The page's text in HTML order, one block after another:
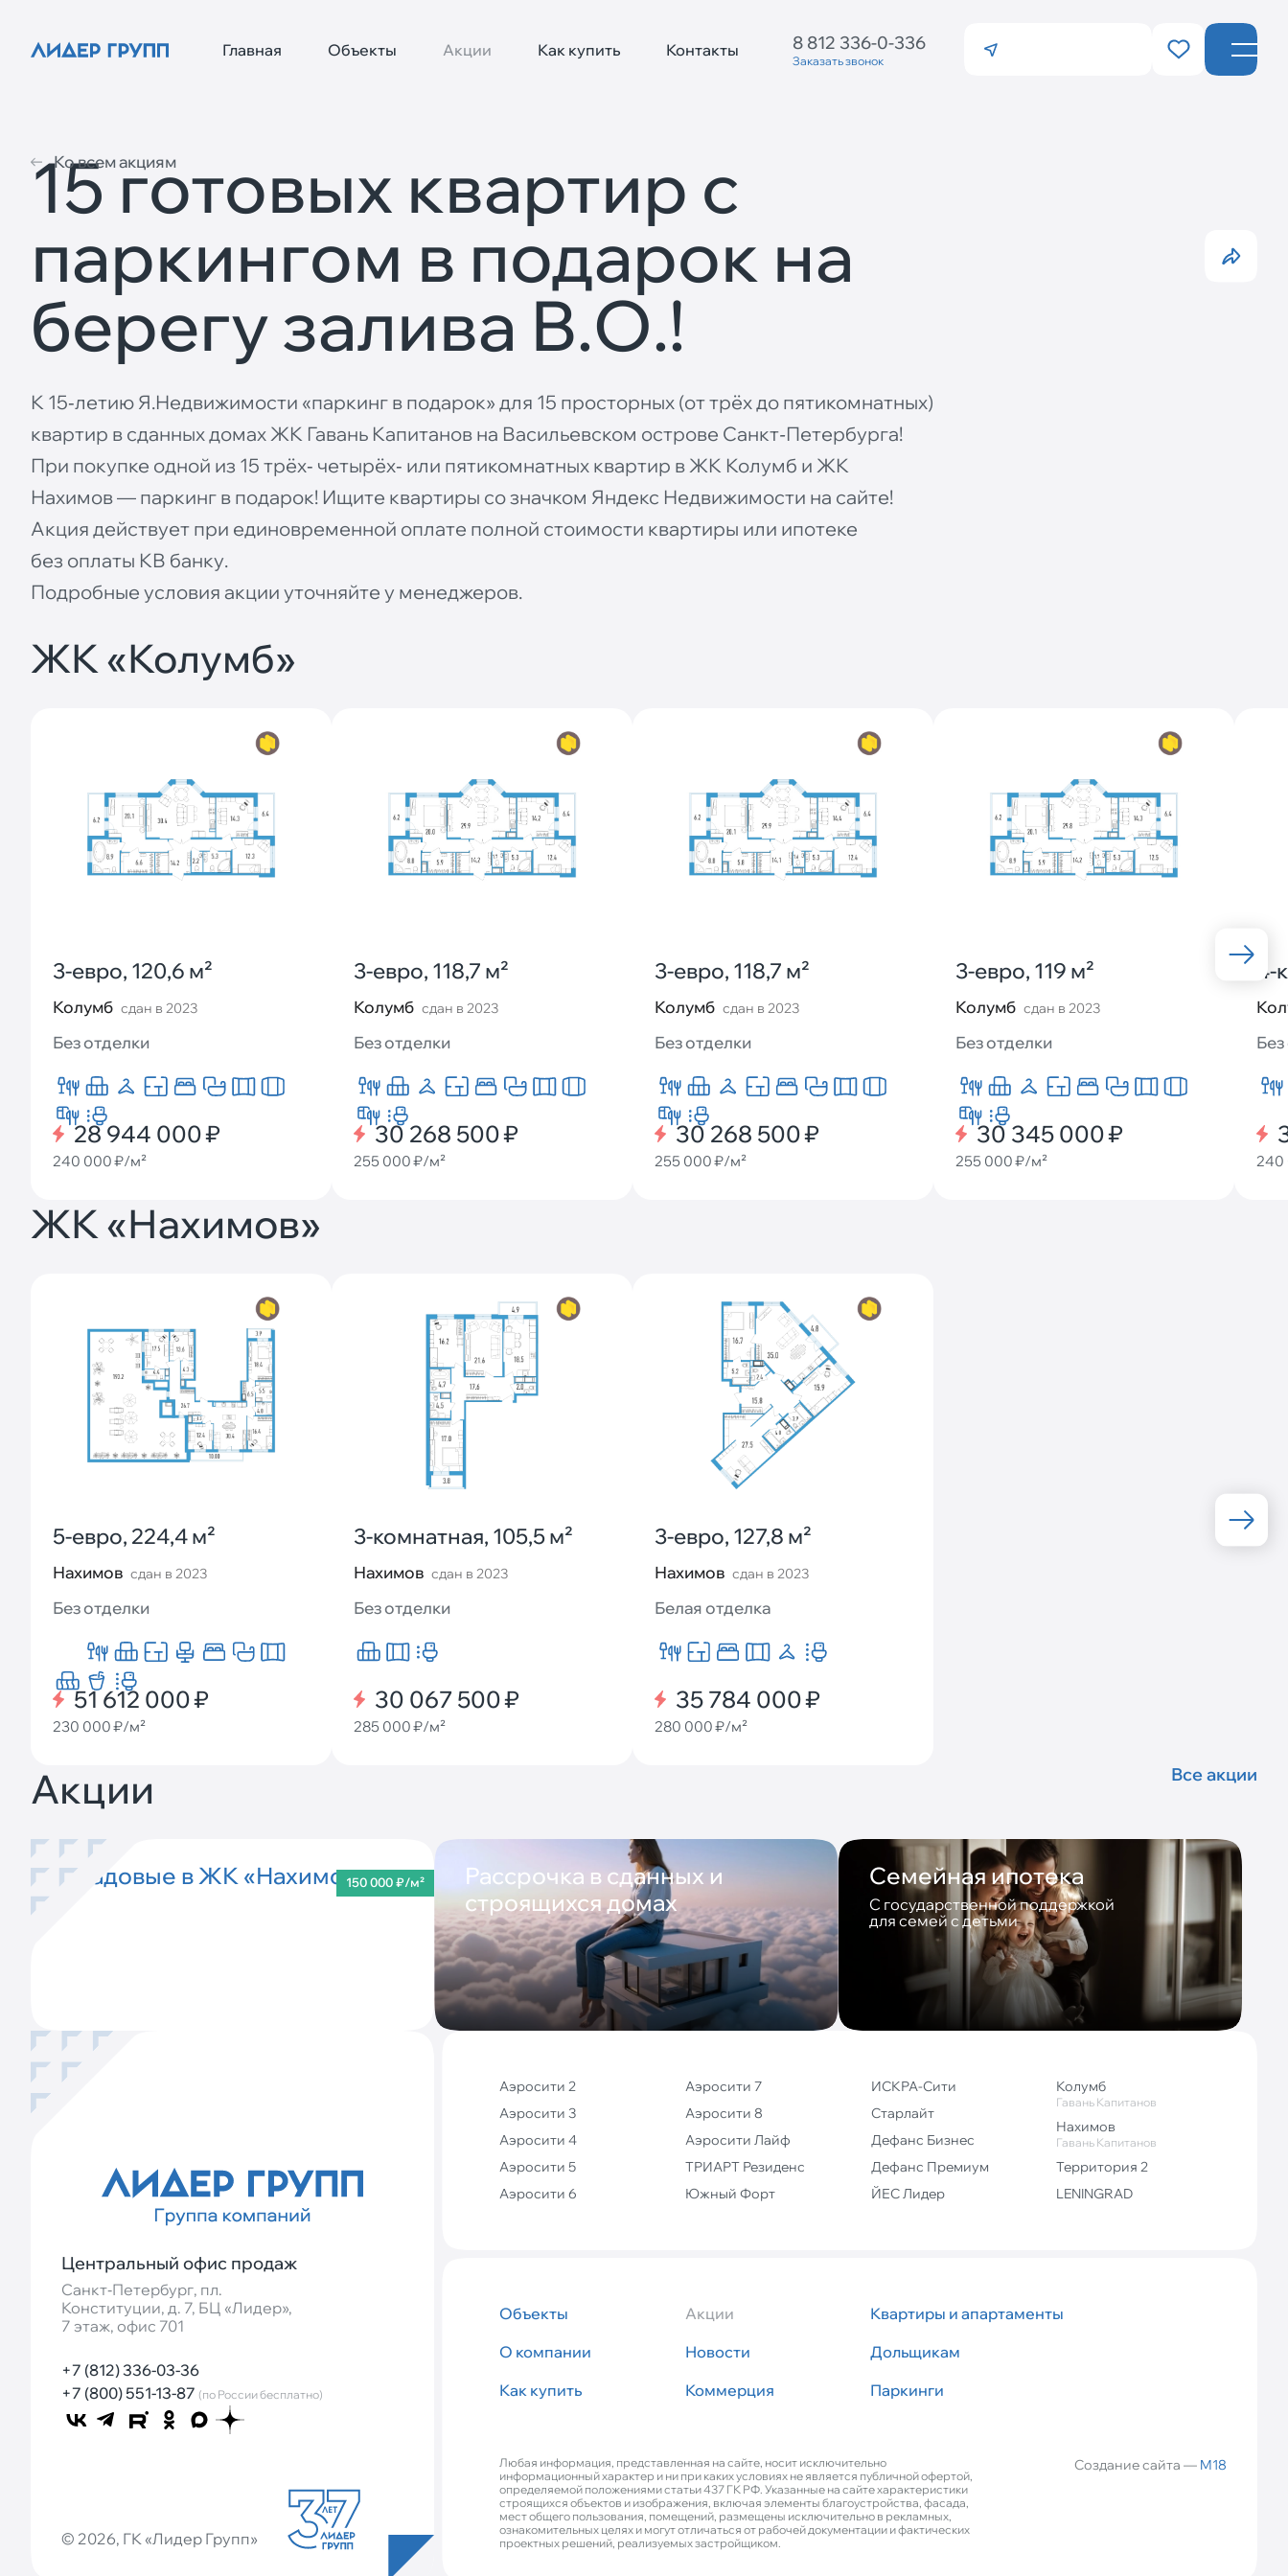
Главная Объекты Акции Как купить Контакты 8 812 336-0-336
Заказать звонок
15 готовых квартир с
паркингом в подарок на
берегу залива В.О.!
Ко всем акциям
К 15‐летию Я.Недвижимости «паркинг в подарок» для 15 просторных (от трёх до пятикомнатных)
квартир в сданных домах ЖК Гавань Капитанов на Васильевском острове Санкт‐Петербурга!
При покупке одной из 15 трёх‐ четырёх‐ или пятикомнатных квартир в ЖК Колумб и ЖК
Нахимов — паркинг в подарок! Ищите квартиры со значком Яндекс Недвижимости на сайте!
Акция действует при единовременной оплате полной стоимости квартиры или ипотеке
без оплаты КВ банку.
Подробные условия акции уточняйте у менеджеров.
ЖК «Колумб»
3-евро, 120,6 м²
Колумб сдан в 2023
Без отделки
28 944 000 ₽
240 000 ₽/м²
3-евро, 118,7 м²
Колумб сдан в 2023
Без отделки
30 268 500 ₽
255 000 ₽/м²
3-евро, 118,7 м²
Колумб сдан в 2023
Без отделки
30 268 500 ₽
255 000 ₽/м²
3-евро, 119 м²
Колумб сдан в 2023
Без отделки
30 345 000 ₽
255 000 ₽/м² 240
ЖК «Нахимов»
5-евро, 224,4 м²
Нахимов сдан в 2023
Без отделки
51 612 000 ₽
230 000 ₽/м²
3-комнатная, 105,5 м²
Нахимов сдан в 2023
Без отделки
30 067 500 ₽
285 000 ₽/м²
3-евро, 127,8 м²
Нахимов сдан в 2023
Белая отделка
35 784 000 ₽
280 000 ₽/м²
Акции Все акции
150 000 ₽/м²
Кладовые в ЖК «Нахимов»
Рассрочка в сданных и
строящихся домах
Семейная ипотека
С государственной поддержкой
для семей с детьми
Центральный офис продаж
Санкт‐Петербург, пл.
Конституции, д. 7, БЦ «Лидер»,
7 этаж, офис 701
+7 (812) 336-03-36
+7 (800) 551-13-87 (по России бесплатно)
© 2026, ГК «Лидер Групп»
Аэросити 2
Аэросити 3
Аэросити 4
Аэросити 5
Аэросити 6
Аэросити 7
Аэросити 8
Аэросити Лайф
ТРИАРТ Резиденс
Южный Форт
ИСКРА-Сити
Старлайт
Дефанс Бизнес
Дефанс Премиум
ЙЕС Лидер
Колумб
Гавань Капитанов
Нахимов
Гавань Капитанов
Территория 2
LENINGRAD
Объекты
О компании
Как купить
Акции
Новости
Коммерция
Квартиры и апартаменты
Дольщикам
Паркинги
Любая информация, представленная на сайте, носит исключительно
информационный характер и ни при каких условиях не является публичной офертой,
определяемой положениями статьи 437 ГК РФ. Указанные на сайте характеристики
строящихся объектов и изображения, включая элементы благоустройства, фасада,
мест общего пользования, помещений, размещены исключительно в рекламных,
ознакомительных целях и могут отличаться от рабочей документации и фактических
проектных решений, реализуемых застройщиком.
Создание сайта — M18